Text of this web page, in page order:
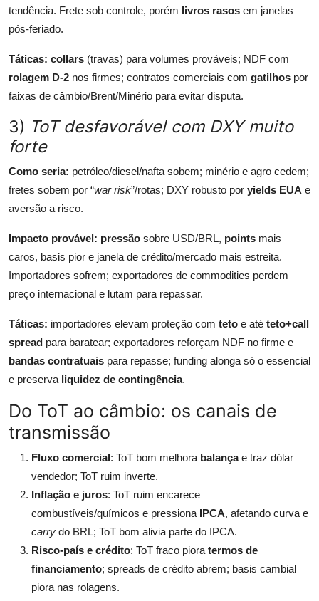
tendência. Frete sob controle, porém livros rasos em janelas
pós-feriado.
Táticas: collars (travas) para volumes prováveis; NDF com
rolagem D-2 nos firmes; contratos comerciais com gatilhos por
faixas de câmbio/Brent/Minério para evitar disputa.
3) ToT desfavorável com DXY muito
forte
Como seria: petróleo/diesel/nafta sobem; minério e agro cedem;
fretes sobem por “war risk”/rotas; DXY robusto por yields EUA e
aversão a risco.
Impacto provável: pressão sobre USD/BRL, points mais
caros, basis pior e janela de crédito/mercado mais estreita.
Importadores sofrem; exportadores de commodities perdem
preço internacional e lutam para repassar.
Táticas: importadores elevam proteção com teto e até teto+call
spread para baratear; exportadores reforçam NDF no firme e
bandas contratuais para repasse; funding alonga só o essencial
e preserva liquidez de contingência.
Do ToT ao câmbio: os canais de
transmissão
Fluxo comercial: ToT bom melhora balançae traz dólar
vendedor; ToT ruim inverte.
Inflação e juros: ToT ruim encarece
combustíveis/químicos e pressiona IPCA, afetando curva e
carry do BRL; ToT bom alivia parte do IPCA.
Risco-país e crédito: ToT fraco piora termos de
financiamento; spreads de crédito abrem; basis cambial
piora nas rolagens.